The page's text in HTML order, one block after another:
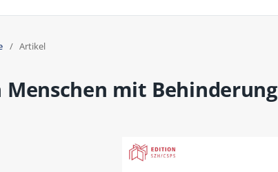
/ Artikel
mit Behinderung